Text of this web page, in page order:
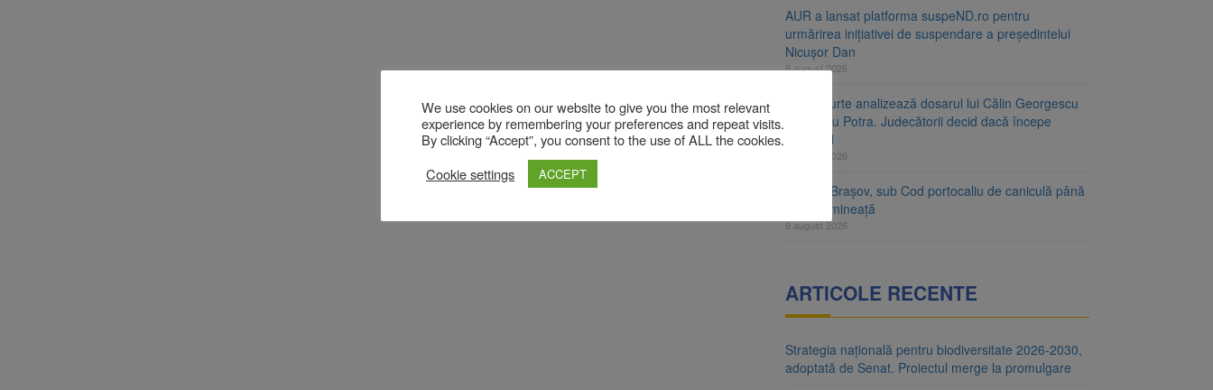
AUR a lansat platforma suspeND.ro pentru
urmărirea inițiativei de suspendare a președintelui
Nicușor Dan
6 august 2026
Înalta Curte analizează dosarul lui Călin Georgescu
și Horațiu Potra. Judecătorii decid dacă începe
procesul
6 august 2026
Județul Brașov, sub Cod portocaliu de caniculă până
vineri dimineață
6 august 2026
ARTICOLE RECENTE
Strategia națională pentru biodiversitate 2026-2030,
adoptată de Senat. Proiectul merge la promulgare
We use cookies on our website to give you the most relevant
experience by remembering your preferences and repeat visits.
By clicking “Accept”, you consent to the use of ALL the cookies.
Cookie settings
ACCEPT